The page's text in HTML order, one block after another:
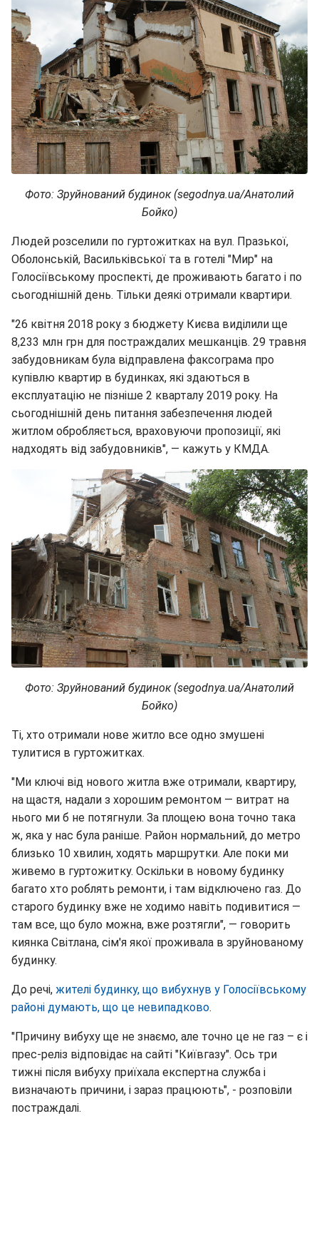
Фото: Зруйнований будинок (segodnya.ua/Анатолий
Бойко)
Людей розселили по гуртожитках на вул. Празької,
Оболонській, Васильківської та в готелі "Мир" на
Голосіївському проспекті, де проживають багато і по
сьогоднішній день. Тільки деякі отримали квартири.
"26 квітня 2018 року з бюджету Києва виділили ще
8,233 млн грн для постраждалих мешканців. 29 травня
забудовникам була відправлена факсограма про
купівлю квартир в будинках, які здаються в
експлуатацію не пізніше 2 кварталу 2019 року. На
сьогоднішній день питання забезпечення людей
житлом обробляється, враховуючи пропозиції, які
надходять від забудовників", — кажуть у КМДА.
Фото: Зруйнований будинок (segodnya.ua/Анатолий
Бойко)
Ті, хто отримали нове житло все одно змушені
тулитися в гуртожитках.
"Ми ключі від нового житла вже отримали, квартиру,
на щастя, надали з хорошим ремонтом — витрат на
нього ми б не потягнули. За площею вона точно така
ж, яка у нас була раніше. Район нормальний, до метро
близько 10 хвилин, ходять маршрутки. Але поки ми
живемо в гуртожитку. Оскільки в новому будинку
багато хто роблять ремонти, і там відключено газ. До
старого будинку вже не ходимо навіть подивитися —
там все, що було можна, вже розтягли", — говорить
киянка Світлана, сім'я якої проживала в зруйнованому
будинку.
До речі, жителі будинку, що вибухнув у Голосіївському
районі думають, що це невипадково.
"Причину вибуху ще не знаємо, але точно це не газ – є і
прес-реліз відповідає на сайті "Київгазу". Ось три
тижні після вибуху приїхала експертна служба і
визначають причини, і зараз працюють", - розповіли
постраждалі.